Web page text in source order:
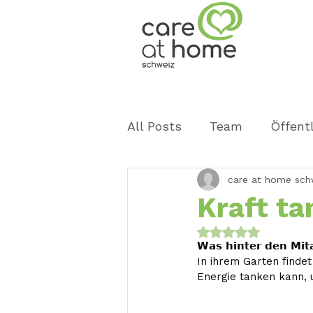
All Posts Team
Kraft
care at home
Mit NaN von 5
𝗪𝗮𝘀 𝗵𝗶𝗻𝘁𝗲𝗿 𝗱𝗲𝗻
In ihrem Garten
Energie tanken